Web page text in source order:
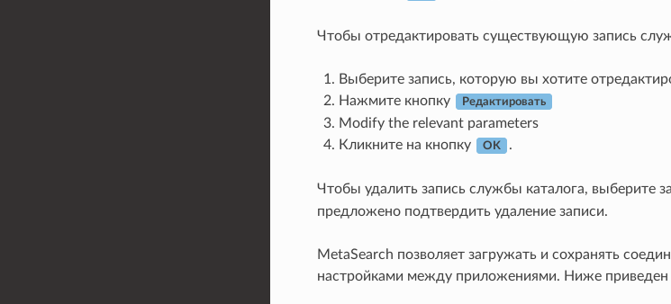
Чтобы отредактировать существующую запись
Выберите запись, которую вы хотите
Нажмите кнопку
Редактировать
Modify the relevant parameters
Кликните на кнопку
OK .
Чтобы удалить запись службы каталога, выберите
предложено подтвердить удаление записи.
MetaSearch позволяет загружать и сохранять
настройками между приложениями. Ниже